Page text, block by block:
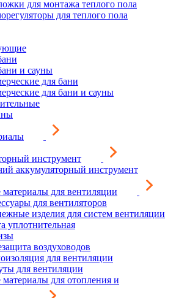
для монтажа теплого пола
для теплого пола
и сауны
для бани
для бани и сауны
инструмент
аккумуляторный инструмент
материалы для вентиляции
для вентиляторов
изделия для систем вентиляции
уплотнительная
воздуховодов
для вентиляции
для вентиляции
материалы для отопления и